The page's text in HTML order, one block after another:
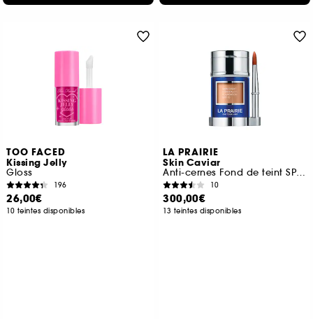
TOO FACED
Kissing Jelly
Gloss
196
26,00€
10 teintes disponibles
LA PRAIRIE
Skin Caviar
Anti-cernes Fond de teint SPF15
10
300,00€
13 teintes disponibles